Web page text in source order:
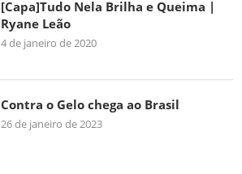
[Capa]Tudo Nela Brilha e Queima |
Ryane Leão
4 de janeiro de 2020
Contra o Gelo chega ao Brasil
26 de janeiro de 2023